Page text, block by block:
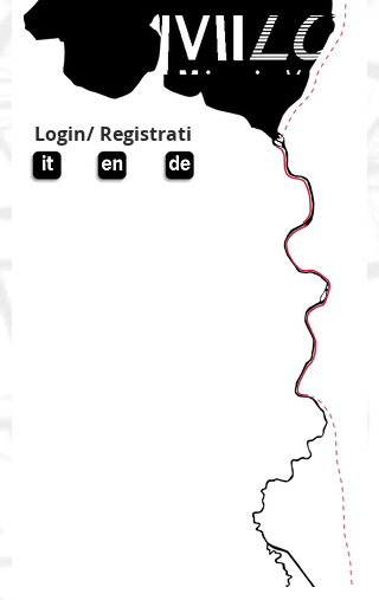
Login/ Registrati